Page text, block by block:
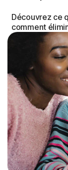
Découvrez ce
comment